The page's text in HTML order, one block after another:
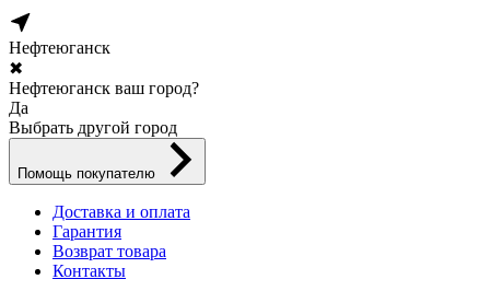
Нефтеюганск
✖
Нефтеюганск ваш город?
Да
Выбрать другой город
Помощь покупателю
Доставка и оплата
Гарантия
Возврат товара
Контакты